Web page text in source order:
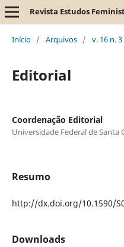
Revista Estudos
Início / Arquivos / v. 16 n.
Editorial
Coordenação Editorial
Universidade Federal de Santa
Resumo
http://dx.doi.org/10.1590/
Downloads